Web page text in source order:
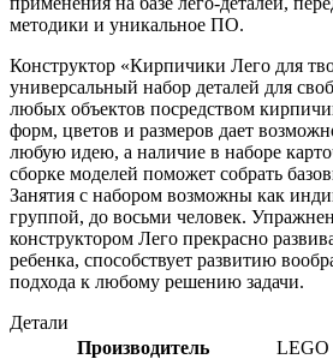
методики и уникальное ПО.
Конструктор «Кирпичики Лего для
универсальный набор деталей для
любых объектов посредством
форм, цветов и размеров дает
любую идею, а наличие в наборе
сборке моделей поможет собрать
Занятия с набором возможны как
группой, до восьми человек.
конструктором Лего прекрасно
ребенка, способствует развитию
подхода к любому решению задачи.
Детали
Производитель
LEGO